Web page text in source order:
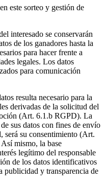
este sorteo y gestión de
interesado se conservarán
de los ganadores hasta la
para hacer frente a
legales. Los datos
para comunicación
resulta necesario para la
derivadas de la solicitud del
(Art. 6.1.b RGPD). La
sus datos con fines de envío
será su consentimiento (Art.
mismo, la base
legítimo del responsable
de los datos identificativos
publicidad y transparencia de